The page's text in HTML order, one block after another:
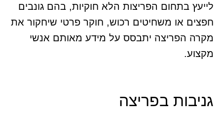
לייעץ בתחום הפריצות הלא חוקיות, בהם גונבים
חפצים או משחיטים רכוש, חוקר פרטי שיחקור את
מקרה הפריצה יתבסס על מידע מאותם אנשי
מקצוע.
גניבות בפריצה